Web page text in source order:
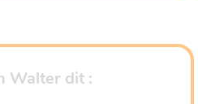
Walter dit :